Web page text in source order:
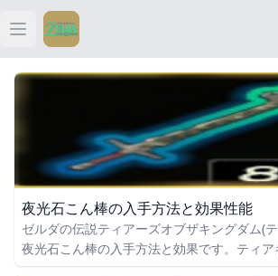
Open main menu
ティアキン
ティアキン 祠
ティアキン 武器
ティアキン 攻略
夜光石こん棒の入手方法と効果性能
ゼルダの伝説ティアーズオブザキングダム(
夜光石こん棒の入手方法と効果です。ティア